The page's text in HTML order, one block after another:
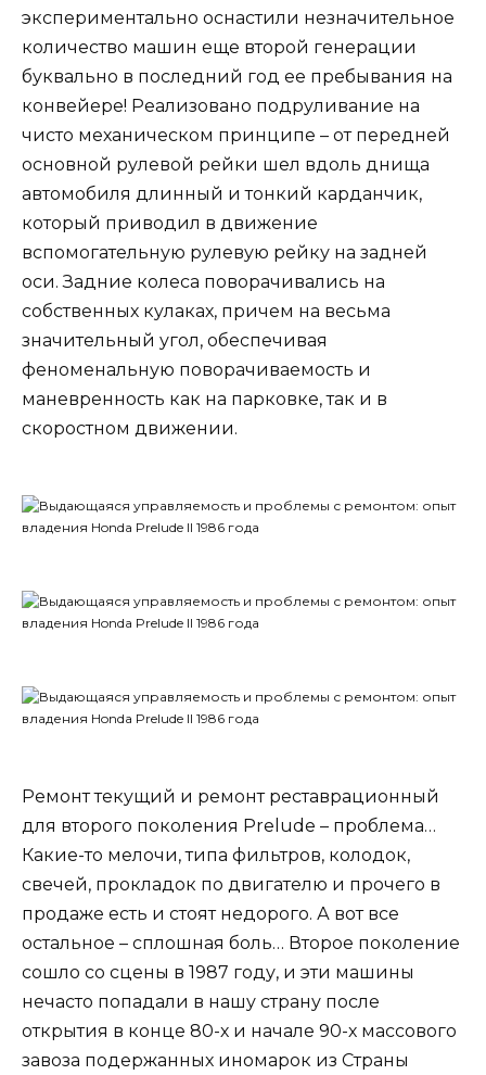
экспериментально оснастили незначительное
количество машин еще второй генерации
буквально в последний год ее пребывания на
конвейере! Реализовано подруливание на
чисто механическом принципе – от передней
основной рулевой рейки шел вдоль днища
автомобиля длинный и тонкий карданчик,
который приводил в движение
вспомогательную рулевую рейку на задней
оси. Задние колеса поворачивались на
собственных кулаках, причем на весьма
значительный угол, обеспечивая
феноменальную поворачиваемость и
маневренность как на парковке, так и в
скоростном движении.
Ремонт текущий и ремонт реставрационный
для второго поколения Prelude – проблема…
Какие-то мелочи, типа фильтров, колодок,
свечей, прокладок по двигателю и прочего в
продаже есть и стоят недорого. А вот все
остальное – сплошная боль… Второе поколение
сошло со сцены в 1987 году, и эти машины
нечасто попадали в нашу страну после
открытия в конце 80-х и начале 90-х массового
завоза подержанных иномарок из Страны